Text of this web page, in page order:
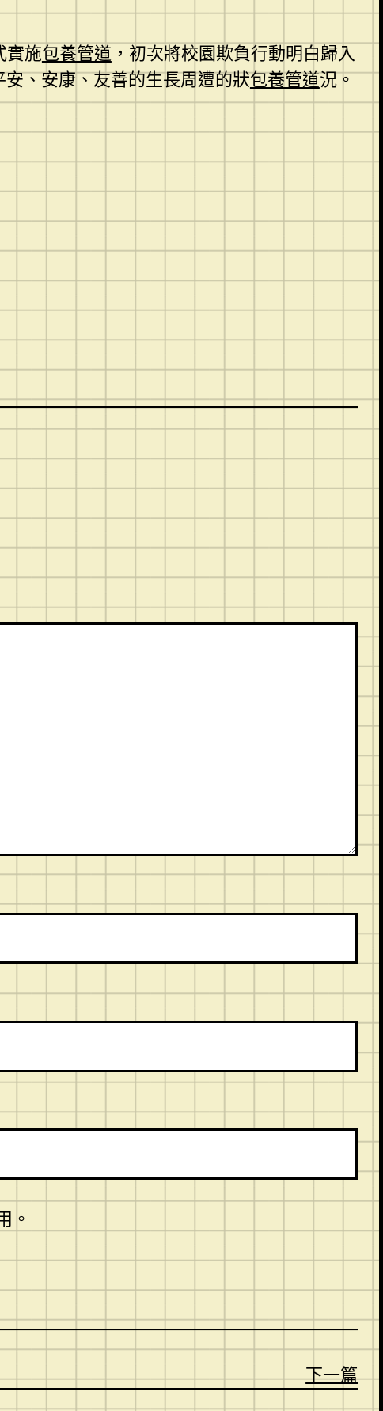
實施包養管道，初次將校園欺負行動明白歸入
、安康、友善的生長周遭的狀包養管道況。
。
下一篇